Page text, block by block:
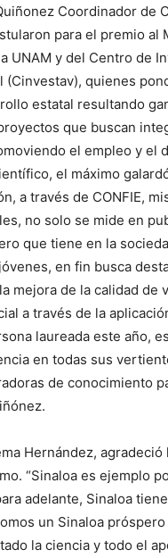
Coordinador de
para el premio
UNAM y del Centro de
quienes
estatal resultando
que buscan
el empleo y el
el máximo
a través de CONFIE,
no solo se mide en
que tiene en la
en fin busca
mejora de la calidad de
a través de la
laureada este año,
en todas sus
de conocimiento
Hernández,
“Sinaloa es ejemplo
adelante, Sinaloa
un Sinaloa
la ciencia y todo el